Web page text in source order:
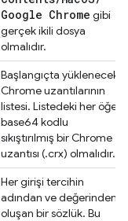
Google Chrome gibi
gerçek ikili dosya
olmalıdır.
Başlangıçta yüklenecek
Chrome uzantılarının
listesi. Listedeki her öğe,
base64 kodlu
sıkıştırılmış bir Chrome
uzantısı (.crx) olmalıdır.
Her girişi tercihin
adından ve değerinden
oluşan bir sözlük. Bu